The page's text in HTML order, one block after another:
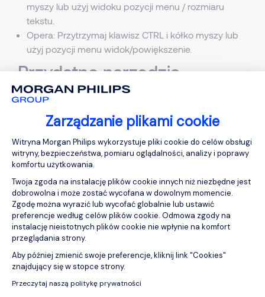
Zarządzanie plikami cookie
Platforma zarządzania zgodą:
Witryna Morgan Philips wykorzystuje pliki cookie do celów obsługi
witryny, bezpieczeństwa, pomiaru oglądalności, analizy i poprawy
komfortu użytkowania.
Twoja zgoda na instalację plików cookie innych niż niezbędne jest
dobrowolna i może zostać wycofana w dowolnym momencie.
Zgodę można wyrazić lub wycofać globalnie lub ustawić
preferencje według celów plików cookie. Odmowa zgody na
instalację nieistotnych plików cookie nie wpłynie na komfort
przeglądania strony.
Aby później zmienić swoje preferencje, kliknij link "Cookies"
znajdujący się w stopce strony.
Przeczytaj naszą politykę prywatności
Axeptio consent
myszy lub użyj widoku pozycji menu / rozmiaru
tekstu.
Opera: Przytrzymaj klawisz CTRL i kółko myszy lub
użyj pozycji menu widok/powiększenie.
Przydatne narzędzia
Przeglądarka online Lynx
Jaws Screen Reader to najpopularniejszy na świecie
czytnik ekranu, który współpracuje z komputerem,
zapewniając dostęp do aplikacji i Internetu.
Narzędzia online do konwersji Adobe
tekst pliki Adobe PDF w języku angielskim i
większości języków zachodnioeuropejskich.
Pytania
W przypadku jakichkolwiek pytań lub uwag
dotyczących dostępności którejkolwiek ze stron
internetowych Morgan Philips prosimy o przesłanie
wiadomości e-mail na adres global-